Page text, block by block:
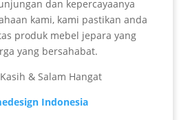
dan kepercayaanya
kami, kami pastikan anda
produk mebel jepara yang
yang bersahabat.
& Salam Hangat
Indonesia